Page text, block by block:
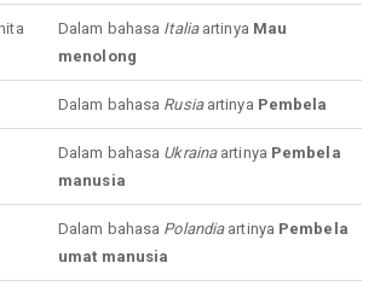
Dalam bahasa Italiaartinya Mau
menolong
Dalam bahasa Rusiaartinya Pembela
Dalam bahasa Ukrainaartinya Pembela
manusia
Dalam bahasa Polandiaartinya Pembela
umat manusia